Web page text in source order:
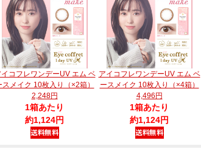
イコフレワンデーUV エム ベ
スメイク 10枚入り（×2箱）
2,248円
1箱あたり
約1,124円
アイコフレワンデーUV エム ベ
ースメイク 10枚入り（×4箱）
4,496円
1箱あたり
約1,124円